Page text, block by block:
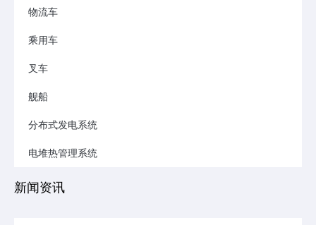
物流车
乘用车
叉车
舰船
分布式发电系统
电堆热管理系统
新闻资讯